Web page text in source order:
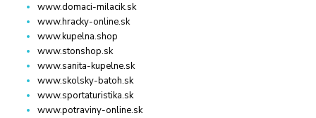
www.domaci-milacik.sk
www.hracky-online.sk
www.kupelna.shop
www.stonshop.sk
www.sanita-kupelne.sk
www.skolsky-batoh.sk
www.sportaturistika.sk
www.potraviny-online.sk